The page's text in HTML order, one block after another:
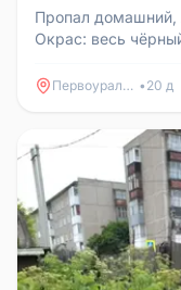
Пропал домашний,
Окрас: весь
Первоуральск • 20 д